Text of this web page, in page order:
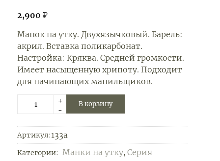
2,900 ₽
Манок на утку. Двухязычковый. Барель:
акрил. Вставка поликарбонат.
Настройка: Кряква. Средней громкости.
Имеет насыщенную хрипоту. Подходит
для начинающих манильщиков.
+
-
В корзину
Артикул:133a
Категории: Манки на утку, Серия